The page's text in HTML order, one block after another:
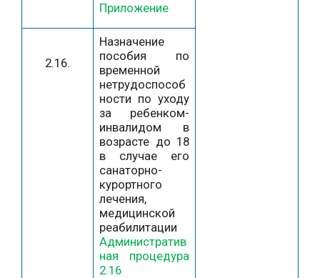
Приложение
2.16.
Назначение
пособия по
временной
нетрудоспособ
ности по уходу
за ребенком-
инвалидом в
возрасте до 18
в случае его
санаторно-
курортного
лечения,
медицинской
реабилитации
Административ
ная процедура
2.16